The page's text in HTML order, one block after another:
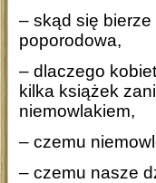
– skąd się bierze
poporodowa,
– dlaczego
kilka książek
niemowlakiem,
– czemu
– czemu nasze